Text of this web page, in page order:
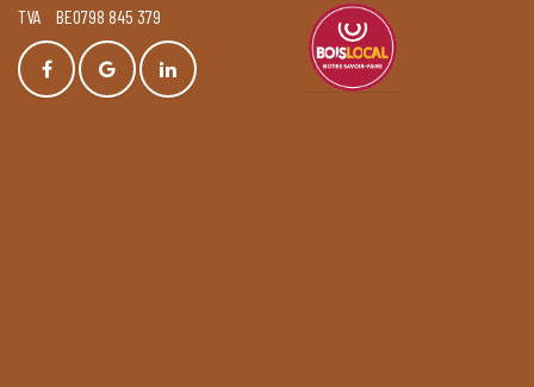
TVA BE0798 845 379